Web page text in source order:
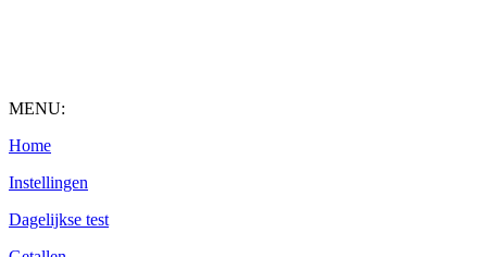
MENU:
Home
Instellingen
Dagelijkse test